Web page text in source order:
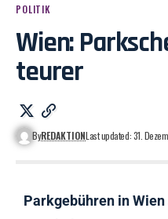
POLITIK
Wien:
teurer
ByREDAKTIONLast updated: 31.
Parkgebühren in